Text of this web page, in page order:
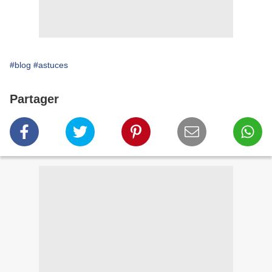
#blog #astuces
Partager